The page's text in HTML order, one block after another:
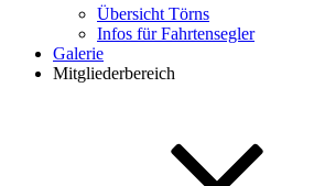
Übersicht Törns
Infos für Fahrtensegler
Galerie
Mitgliederbereich